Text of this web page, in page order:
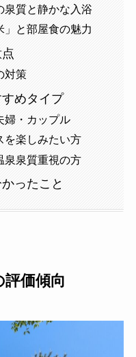
泉質と静かな入浴
」と部屋食の魅力
対策
めタイプ
婦・カップル
を楽しみたい方
泉泉質重視の方
ったこと
評価傾向